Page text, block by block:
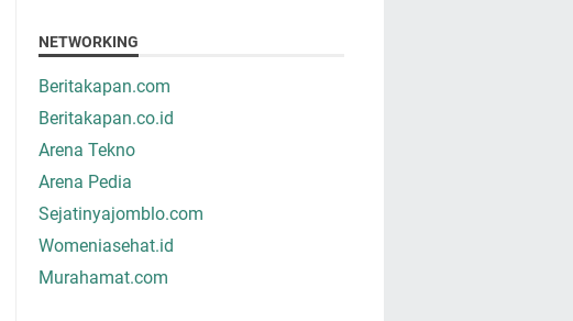
NETWORKING
Beritakapan.com
Beritakapan.co.id
Arena Tekno
Arena Pedia
Sejatinyajomblo.com
Womeniasehat.id
Murahamat.com